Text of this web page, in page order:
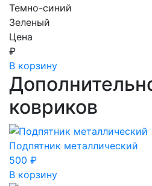
Темно-синий
Зеленый
Цена
₽
В корзину
ковриков
Подпятник металлический
500 ₽
В корзину